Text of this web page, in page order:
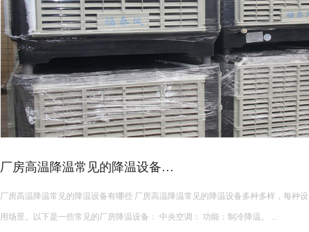
2024-11-
用场景。以下是一些常见的厂房降温设备： 中央空调： 功能：制冷降温。 ...